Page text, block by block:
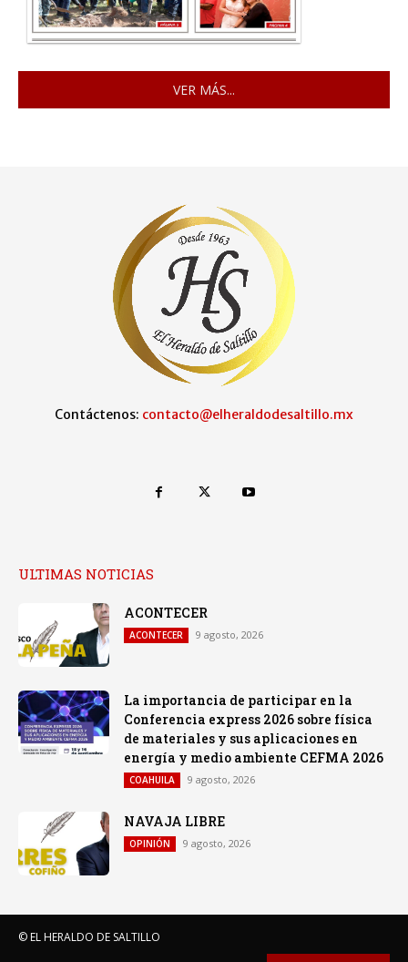
VER MÁS...
Contáctenos: contacto@elheraldodesaltillo.mx
ULTIMAS NOTICIAS
ACONTECER
ACONTECER 9 agosto, 2026
La importancia de participar en la
Conferencia express 2026 sobre física
de materiales y sus aplicaciones en
energía y medio ambiente CEFMA 2026
COAHUILA 9 agosto, 2026
NAVAJA LIBRE
OPINIÓN 9 agosto, 2026
© EL HERALDO DE SALTILLO